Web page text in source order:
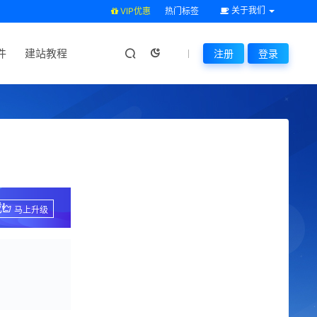
VIP优惠 热门标签 关于我们
建站教程 注册 登录
马上升级